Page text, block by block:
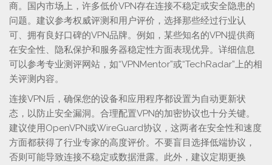
商。国内市场上，许多低价VPN存在连接不稳定或安全隐患的
问题。建议参考权威评测和用户评价，选择那些经过行业认
可、拥有良好口碑的VPN品牌。例如，某些知名的VPN提供商
在安全性、隐私保护和服务器稳定性方面表现优异。详细信息
可以参考专业测评网站，如“VPNMentor”或“TechRadar”上的相
关评测内容。
连接VPN后，确保您的设备和应用程序都设置为自动更新状
态，以防止安全漏洞。合理配置VPN的加密协议也十分关键。
建议使用OpenVPN或WireGuard协议，这两者在安全性和速度
方面都获得了行业专家的高度评价。不要盲目选择低端协议，
否则可能导致连接不稳定或数据泄露。此外，建议定期更换